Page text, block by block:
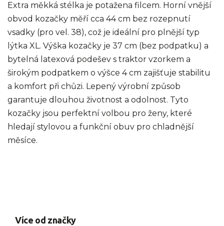
Extra měkká stélka je potažena filcem. Horní vnější
obvod kozačky měří cca 44 cm bez rozepnutí
vsadky (pro vel. 38), což je ideální pro plnější typ
lýtka XL. Výška kozačky je 37 cm (bez podpatku) a
bytelná latexová podešev s traktor vzorkem a
širokým podpatkem o výšce 4 cm zajišťuje stabilitu
a komfort při chůzi. Lepený výrobní způsob
garantuje dlouhou životnost a odolnost. Tyto
kozačky jsou perfektní volbou pro ženy, které
hledají stylovou a funkční obuv pro chladnější
měsíce.
Více od značky